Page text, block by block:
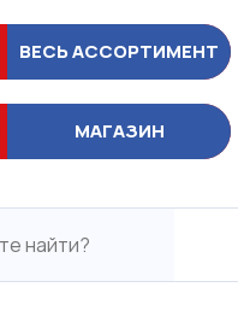
ВЕСЬ АССОРТИМЕНТ
МАГАЗИН